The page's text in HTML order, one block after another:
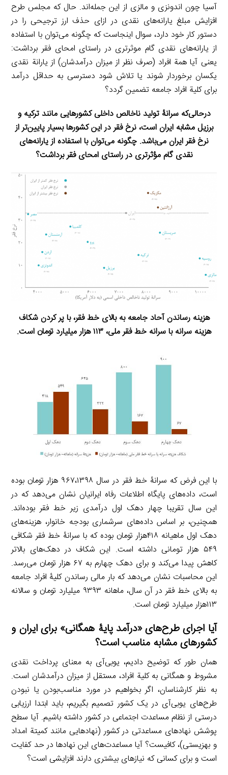
آسیا چون اندونزی و مالزی از این جمله‌اند. حال که مجلس طرح
افزایش مبلغ یارانه‌های نقدی در ازای حذف ارز ترجیحی را در
دستور کار خود دارد، سوال اینجاست که چگونه می‌توان با استفاده
از یارانه‌های نقدی گام موثرتری در راستای امحای فقر برداشت:
یعنی آیا همة افراد (صرف نظر از میزان درآمدشان) از یارانة نقدی
یکسان برخوردار شوند یا تلاش شود دسترسی به حداقل درآمد
برای کلیة افراد جامعه تضمین گردد؟
درحالی‌که سرانۀ تولید ناخالص داخلی کشورهایی مانند ترکیه و
برزیل مشابه ایران است، نرخ فقر در این کشورها بسیار پایین‌تر از
نرخ فقر ایران می‌باشد. چگونه می‌توان با استفاده از یارانه‌های
نقدی گام مؤثرتری در راستای امحای فقر برداشت؟
هزینه رساندن آحاد جامعه به بالای خط فقر، با پر کردن شکاف
هزینه سرانه با سرانه خط فقر ملی، ۱۱۳ هزار میلیارد تومان است.
با این فرض که سرانۀ خط فقر در سال ۹۶۷،۱۳۹۸ هزار تومان بوده
است، داده‌های پایگاه اطلاعات رفاه ایرانیان نشان می‌دهد که در
این سال تقریبا چهار دهک اول درآمدی زیر خط فقر بوده‌اند.
همچنین، بر اساس داده‌های سرشماری بودجه خانوار، هزینه‌های
دهک اول ماهیانه ۴۱۸هزار تومان بوده که با سرانۀ خط فقر شکافی
۵۴۹ هزار تومانی داشته است. این شکاف در دهک‌های بالاتر
کاهش پیدا می‌کند و برای دهک چهارم به ۶۷ هزار تومان می‌رسد.
این محاسبات نشان می‌دهد که بار مالی رساندن کلیۀ افراد جامعه
به بالای خط فقر در آن سال، ماهانه ۹۳۹۳ میلیارد تومان و سالانه
۱۱۳هزار میلیارد تومان است.
آیا اجرای طرح‌های «درآمد پایۀ همگانی» برای ایران و
کشورهای مشابه مناسب است؟
همان طور که توضیح دادیم، یوبی‌آی به معنای پرداخت نقدی
مشروط و همگانی به کلیة افراد، مستقل از میزان درآمدشان است.
به نظر کارشناسان، اگر بخواهیم در مورد مناسب‌بودن یا نبودن
طرح‌های یوبی‌آی در یک کشور تصمیم بگیریم، باید ابتدا ارزیابی
درستی از نظام مساعدت اجتماعی در کشور داشته باشیم. آیا سطح
پوشش نهادهای مساعدتی در کشور (نهادهایی مانند کمیتة امداد
و بهزیستی)، کافیست؟ آیا مساعدت‌های این نهادها در حد کفایت
است و برای کسانی که نیازهای بیشتری دارند افزایشی است؟